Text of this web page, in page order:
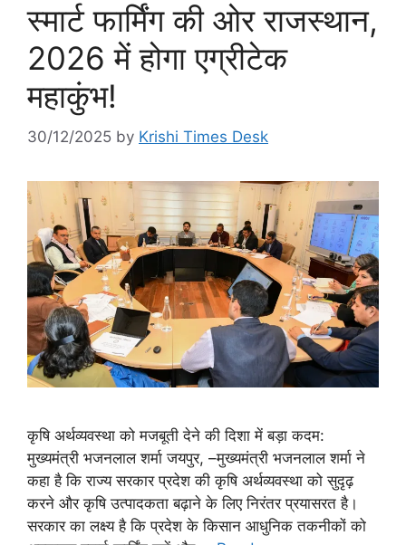
स्मार्ट फार्मिंग की ओर राजस्थान,
2026 में होगा एग्रीटेक
महाकुंभ!
30/12/2025 by Krishi Times Desk
कृषि अर्थव्यवस्था को मजबूती देने की दिशा में बड़ा कदम:
मुख्यमंत्री भजनलाल शर्मा जयपुर, –मुख्यमंत्री भजनलाल शर्मा ने
कहा है कि राज्य सरकार प्रदेश की कृषि अर्थव्यवस्था को सुदृढ़
करने और कृषि उत्पादकता बढ़ाने के लिए निरंतर प्रयासरत है।
सरकार का लक्ष्य है कि प्रदेश के किसान आधुनिक तकनीकों को